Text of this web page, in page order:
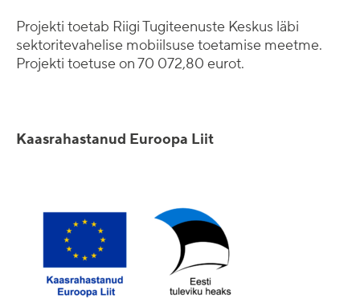
Projekti toetab Riigi Tugiteenuste Keskus läbi
sektoritevahelise mobiilsuse toetamise meetme.
Projekti toetuse on 70 072,80 eurot.
Kaasrahastanud Euroopa Liit